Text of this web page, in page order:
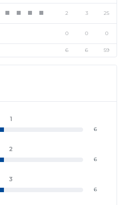
2 3 25
0 0 0
6 6 59
1
6
2
6
3
6